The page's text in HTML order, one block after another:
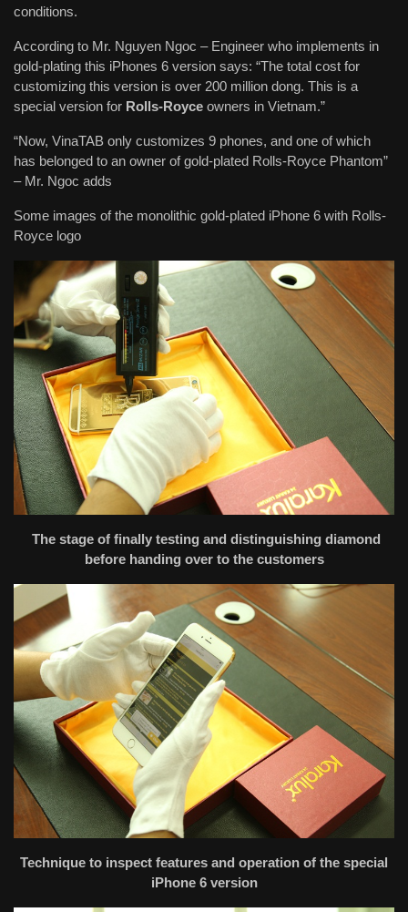
conditions.
According to Mr. Nguyen Ngoc – Engineer who implements in
gold-plating this iPhones 6 version says: “The total cost for
customizing this version is over 200 million dong. This is a
special version for Rolls-Royce owners in Vietnam.”
“Now, VinaTAB only customizes 9 phones, and one of which
has belonged to an owner of gold-plated Rolls-Royce Phantom”
– Mr. Ngoc adds
Some images of the monolithic gold-plated iPhone 6 with Rolls-
Royce logo
The stage of finally testing and distinguishing diamond
before handing over to the customers
Technique to inspect features and operation of the special
iPhone 6 version